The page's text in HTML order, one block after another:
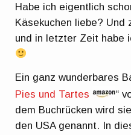
Habe ich eigentlich
Käsekuchen liebe? Und
und in letzter Zeit habe
Ein ganz wunderbares
Pies und Tartes
“
dem Buchrücken wird
den USA genannt. In